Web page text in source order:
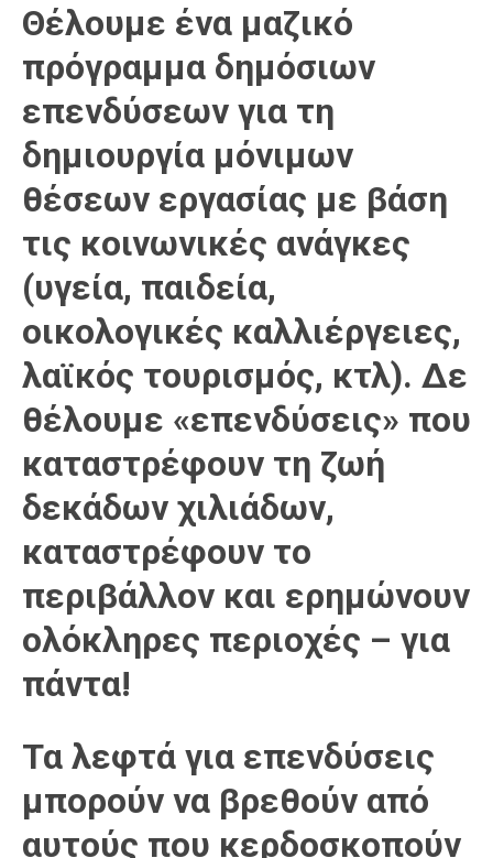
Θέλουμε ένα μαζικό
πρόγραμμα δημόσιων
επενδύσεων για τη
δημιουργία μόνιμων
θέσεων εργασίας με βάση
τις κοινωνικές ανάγκες
(υγεία, παιδεία,
οικολογικές καλλιέργειες,
λαϊκός τουρισμός, κτλ). Δε
θέλουμε «επενδύσεις» που
καταστρέφουν τη ζωή
δεκάδων χιλιάδων,
καταστρέφουν το
περιβάλλον και ερημώνουν
ολόκληρες περιοχές – για
πάντα!
Τα λεφτά για επενδύσεις
μπορούν να βρεθούν από
αυτούς που κερδοσκοπούν